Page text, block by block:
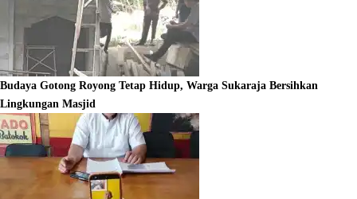
Budaya Gotong Royong Tetap Hidup, Warga Sukaraja Bersihkan
Lingkungan Masjid